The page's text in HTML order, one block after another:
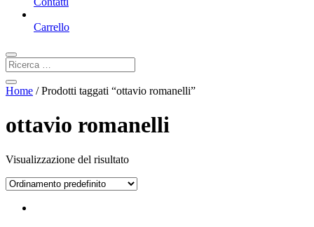
Carrello
Home / Prodotti taggati “ottavio romanelli”
ottavio romanelli
Visualizzazione del risultato